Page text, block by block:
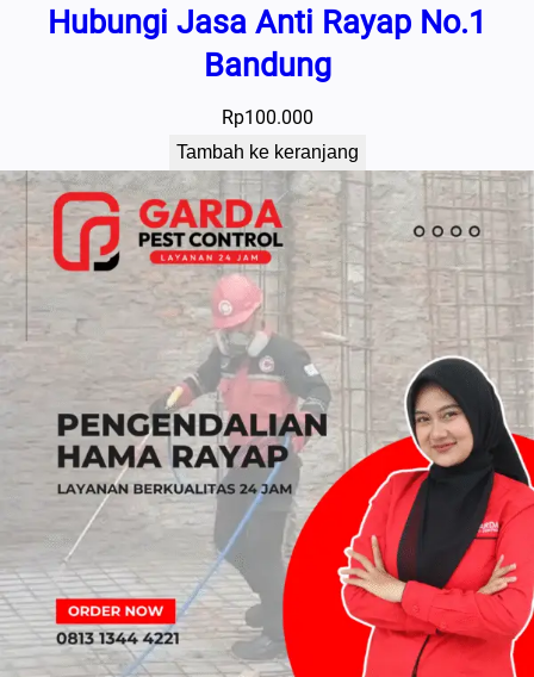
Hubungi Jasa Anti Rayap No.1
Bandung
Rp100.000
Tambah ke keranjang